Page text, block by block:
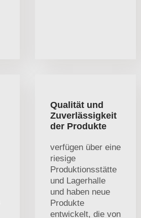
Qualität und
Zuverlässigkeit
der Produkte
verfügen über eine
riesige
Produktionsstätte
und Lagerhalle
und haben neue
Produkte
entwickelt, die von